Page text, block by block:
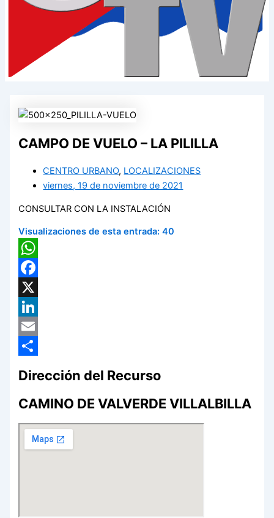
CAMPO DE VUELO – LA PILILLA
CENTRO URBANO, LOCALIZACIONES
viernes, 19 de noviembre de 2021
CONSULTAR CON LA INSTALACIÓN
Visualizaciones de esta entrada: 40
WhatsApp
Facebook
X
LinkedIn
Email
Dirección del Recurso
CAMINO DE VALVERDE VILLALBILLA